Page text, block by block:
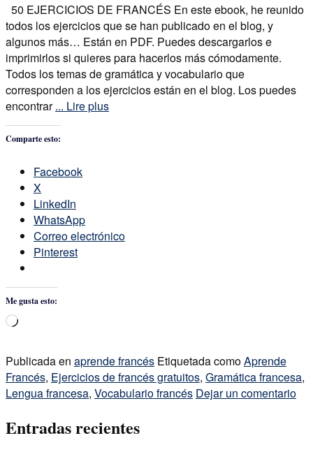
50 EJERCICIOS DE FRANCÉS En este ebook, he reunido
todos los ejercicios que se han publicado en el blog, y
algunos más… Están en PDF. Puedes descargarlos e
imprimirlos si quieres para hacerlos más cómodamente.
Todos los temas de gramática y vocabulario que
corresponden a los ejercicios están en el blog. Los puedes
encontrar... Lire plus
Comparte esto:
Facebook
X
LinkedIn
WhatsApp
Correo electrónico
Pinterest
Me gusta esto:
Cargando...
Publicada en aprende francés Etiquetada comoAprende
Francés, Ejercicios de francés gratuitos, Gramática francesa,
Lengua francesa, Vocabulario francés Dejar un comentario
Entradas recientes